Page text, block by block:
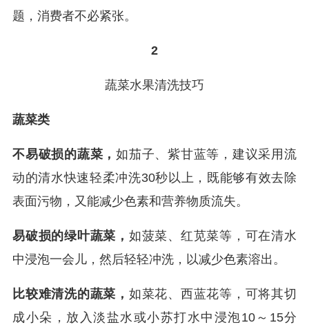
题，消费者不必紧张。
2
蔬菜水果清洗技巧
蔬菜类
不易破损的蔬菜，如茄子、紫甘蓝等，建议采用流
动的清水快速轻柔冲洗30秒以上，既能够有效去除
表面污物，又能减少色素和营养物质流失。
易破损的绿叶蔬菜， 如菠菜、红苋菜等，可在清水
中浸泡一会儿，然后轻轻冲洗，以减少色素溶出。
比较难清洗的蔬菜， 如菜花、西蓝花等，可将其切
成小朵，放入淡盐水或小苏打水中浸泡10～15分